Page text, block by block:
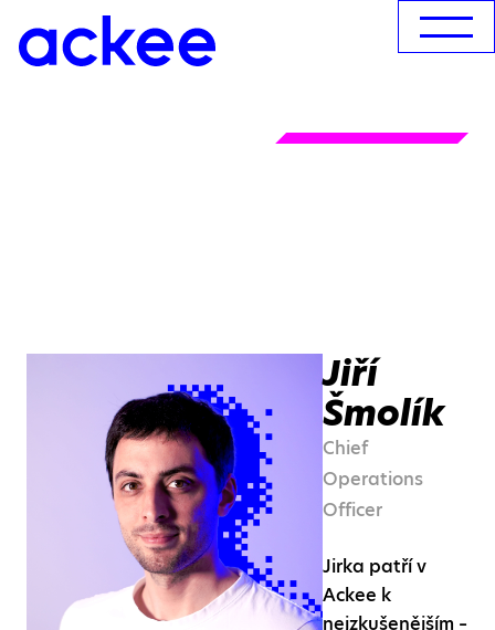
Jiří
Šmolík
Chief
Operations
Officer
Jirka patří v
Ackee k
nejzkušenějším –